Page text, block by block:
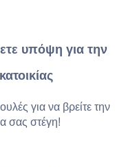
υπόψη για την
για να βρείτε την
σας στέγη!